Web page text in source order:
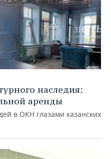
наследия:
аренды
в ОКН глазами казанских